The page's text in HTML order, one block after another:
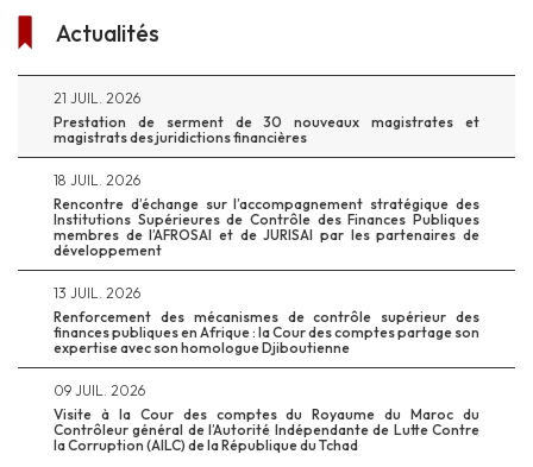
Actualités
21 JUIL. 2026
Prestation de serment de 30 nouveaux magistrates et
magistrats des juridictions financières
18 JUIL. 2026
Rencontre d’échange sur l’accompagnement stratégique des
Institutions Supérieures de Contrôle des Finances Publiques
membres de l’AFROSAI et de JURISAI par les partenaires de
développement
13 JUIL. 2026
Renforcement des mécanismes de contrôle supérieur des
finances publiques en Afrique : la Cour des comptes partage son
expertise avec son homologue Djiboutienne
09 JUIL. 2026
Visite à la Cour des comptes du Royaume du Maroc du
Contrôleur général de l’Autorité Indépendante de Lutte Contre
la Corruption (AILC) de la République du Tchad